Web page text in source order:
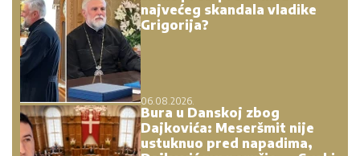
najvećeg skandala vladike
Grigorija?
06.08.2026.
Bura u Danskoj zbog
Dajkovića: Meseršmit nije
ustuknuo pred napadima,